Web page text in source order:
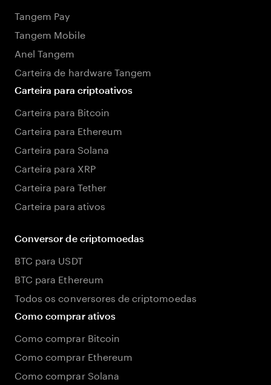
Tangem Pay
Tangem Mobile
Anel Tangem
Carteira de hardware Tangem
Carteira para criptoativos
Carteira para Bitcoin
Carteira para Ethereum
Carteira para Solana
Carteira para XRP
Carteira para Tether
Carteira para ativos
Conversor de criptomoedas
BTC para USDT
BTC para Ethereum
Todos os conversores de criptomoedas
Como comprar ativos
Como comprar Bitcoin
Como comprar Ethereum
Como comprar Solana